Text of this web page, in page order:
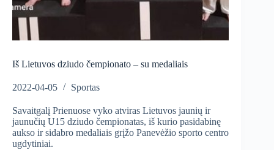
Iš Lietuvos dziudo čempionato – su medaliais
2022-04-05 Sportas
Savaitgalį Prienuose vyko atviras Lietuvos jaunių ir
jaunučių U15 dziudo čempionatas, iš kurio pasidabinę
aukso ir sidabro medaliais grįžo Panevėžio sporto centro
ugdytiniai.